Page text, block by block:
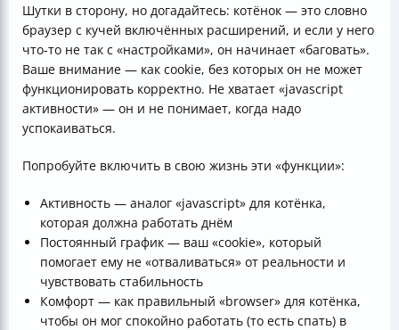
Шутки в сторону, но догадайтесь: котёнок — это словно
браузер с кучей включённых расширений, и если у него
что-то не так с «настройками», он начинает «баговать».
Ваше внимание — как cookie, без которых он не может
функционировать корректно. Не хватает «javascript
активности» — он и не понимает, когда надо
успокаиваться.
Попробуйте включить в свою жизнь эти «функции»:
Активность — аналог «javascript» для котёнка,
которая должна работать днём
Постоянный график — ваш «cookie», который
помогает ему не «отваливаться» от реальности и
чувствовать стабильность
Комфорт — как правильный «browser» для котёнка,
чтобы он мог спокойно работать (то есть спать) в